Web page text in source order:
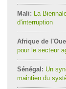
Mali: La
d'interruption
Afrique de
pour le secteur
Sénégal: Un
maintien du